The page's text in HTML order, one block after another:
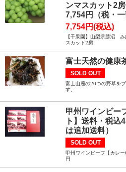
ンマスカット2
7,754円（税・一
7,754円(税込)
【千果園】山梨県勝沼
スカット2房
富士天然の健康
SOLD OUT
富士山麓の20つの野草を
す。
甲州ワインビー
ト】送料・税込
は追加送料）
SOLD OUT
甲州ワインビーフ【カレ
円